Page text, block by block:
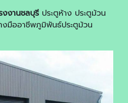
งงานชลบุรี ประตูห้าง ประตูม้วน
งมืออาชีพภูมิพันธ์ประตูม้วน